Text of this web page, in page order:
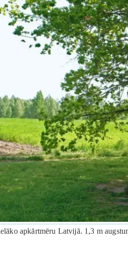
apkārtmēru Latvijā. 1,3 m